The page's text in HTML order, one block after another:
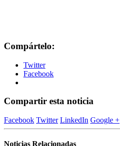
Compártelo:
Twitter
Facebook
Compartir esta noticia
Facebook Twitter LinkedIn Google +
Noticias Relacionadas